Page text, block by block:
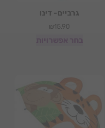
גרביים- דינו
₪15.90